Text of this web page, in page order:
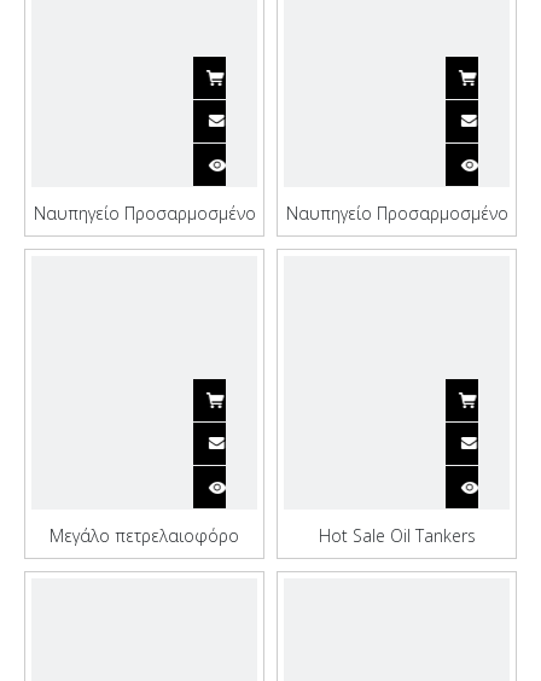
Ναυπηγείο Προσαρμοσμένο
πλοίο πετρελαιοφόρων
Ναυπηγείο Προσαρμοσμένο
Πλοίο πετρελαιοφόρων
Μεγάλο πετρελαιοφόρο
1000 tpl για φορτηγό πλοίο
Hot Sale Oil Tankers
ανεφοδιασμός σκάφους με